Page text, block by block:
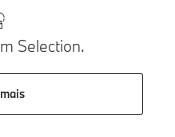
Selection.